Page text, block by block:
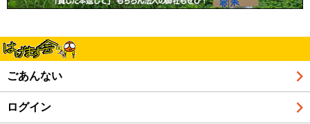
ごあんない
ログイン